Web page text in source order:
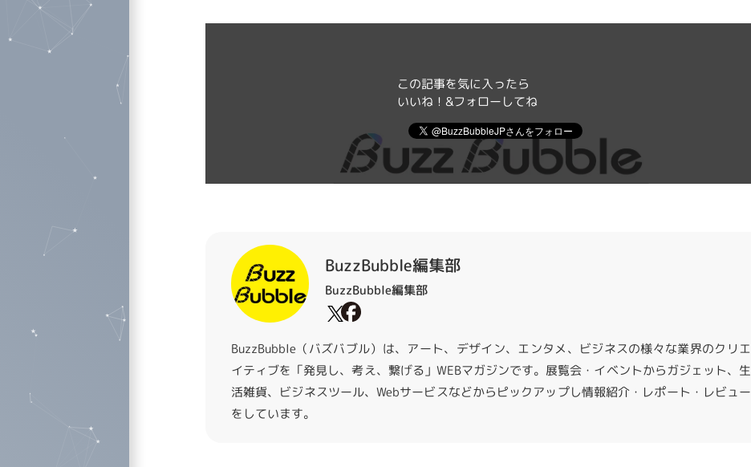
この記事を気に入ったら
いいね！&フォローしてね
BuzzBubble編集部
BuzzBubble編集部
BuzzBubble（バズバブル）は、アート、デザイン、エンタメ、ビジネスの様々な業界のクリエ
イティブを「発見し、考え、繋げる」WEBマガジンです。展覧会・イベントからガジェット、生
活雑貨、ビジネスツール、Webサービスなどからピックアップし情報紹介・レポート・レビュー
をしています。